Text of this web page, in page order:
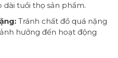
tuổi thọ sản phẩm.
Tránh chất đồ quá nặng
hưởng đến hoạt động